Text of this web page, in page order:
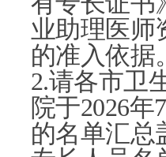
业助理医师
的准入依据
2.请各市卫
院于2026
的名单汇总